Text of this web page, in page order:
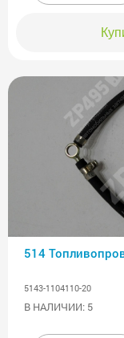
514
5143-1104110-20
В НАЛИЧИИ: 5